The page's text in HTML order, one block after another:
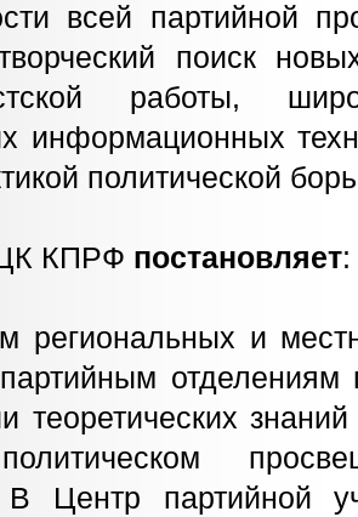
всей партийной
поиск
работы,
информационных
политической
КПРФ постановляет:
региональных и
отделениям
теоретических
В Центр партийной